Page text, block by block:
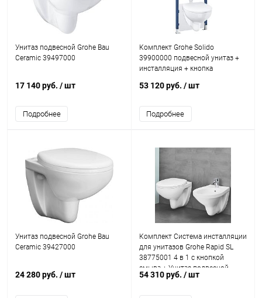
Унитаз подвесной Grohe Bau
Ceramic 39497000
17 140 руб. / шт
Подробнее
Комплект Grohe Solido
39900000 подвесной унитаз +
инсталляция + кнопка
53 120 руб. / шт
Подробнее
Унитаз подвесной Grohe Bau
Ceramic 39427000
24 280 руб. / шт
Комплект Система инсталляции
для унитазов Grohe Rapid SL
38775001 4 в 1 с кнопкой
смыва + Унитаз подвесной
Grohe Bau Ceramic 39351000
54 310 руб. / шт